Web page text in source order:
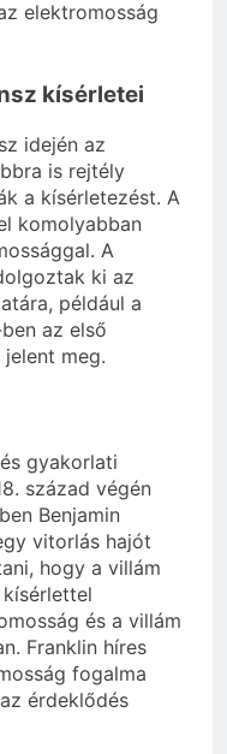
elektromosság
kísérletei
idején az
is rejtély
a kísérletezést. A
komolyabban
A
ki az
például a
az első
meg.
gyakorlati
század végén
Benjamin
vitorlás hajót
hogy a villám
és a villám
Franklin híres
fogalma
érdeklődés